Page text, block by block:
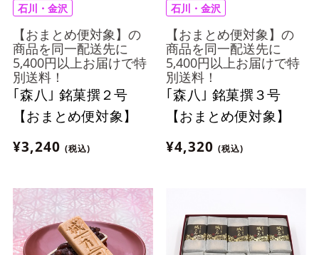
石川・金沢
【おまとめ便対象】の
商品を同一配送先に
5,400円以上お届けで特
別送料！
｢森八｣ 銘菓撰２号
【おまとめ便対象】
¥3,240 (税込)
石川・金沢
【おまとめ便対象】の
商品を同一配送先に
5,400円以上お届けで特
別送料！
｢森八｣ 銘菓撰３号
【おまとめ便対象】
¥4,320 (税込)